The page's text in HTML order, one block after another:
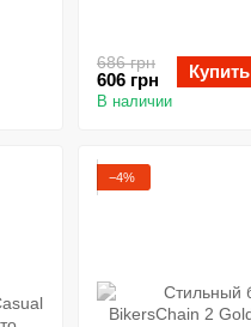
686 грн
606 грн Купить
В наличии
−4%